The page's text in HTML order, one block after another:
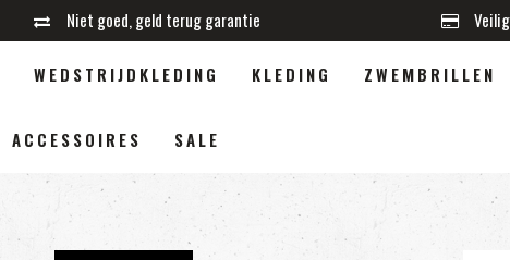
Niet goed, geld terug garantie
WEDSTRIJDKLEDING KLEDING ZWEMBRILLEN
ACCESSOIRES SALE